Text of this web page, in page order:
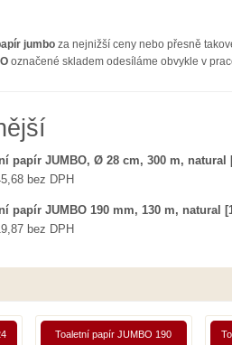
jumboza nejnižší ceny nebo přesně
označené skladem odesíláme obvykle v
papír JUMBO, Ø 28 cm, 300 m, natural
bez DPH
papír JUMBO 190 mm, 130 m, natural
bez DPH
Toaletní papír JUMBO 190